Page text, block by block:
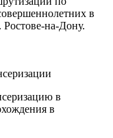
в
на-Дону.
в
в